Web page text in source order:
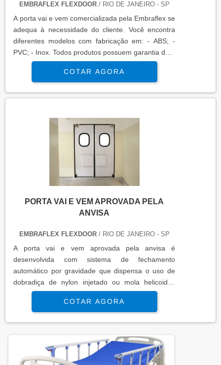
EMBRAFLEX FLEXDOOR / RIO DE JANEIRO - SP
A porta vai e vem comercializada pela Embraflex se
adequa à necessidade do cliente. Você encontra
diferentes modelos com fabricação em: - ABS; -
PVC; - Inox. Todos produtos possuem garantia de 1
até 5 anos, entre em contato e obtenha mais
informações. Solicite seu orçamento!..
COTAR AGORA
PORTA VAI E VEM APROVADA PELA
ANVISA
EMBRAFLEX FLEXDOOR / RIO DE JANEIRO - SP
A porta vai e vem aprovada pela anvisa é
desenvolvida com sistema de fechamento
automático por gravidade que dispensa o uso de
dobradiça de nylon injetado ou mola helicoidal.
Esse sistema garante um suavidade ao produto,
além de garantir que a porta tenha uma abertura
de até 90. É importante ressaltar que esse modelo
preparo de alimentos e anti-câmaras devido sua
COTAR AGORA